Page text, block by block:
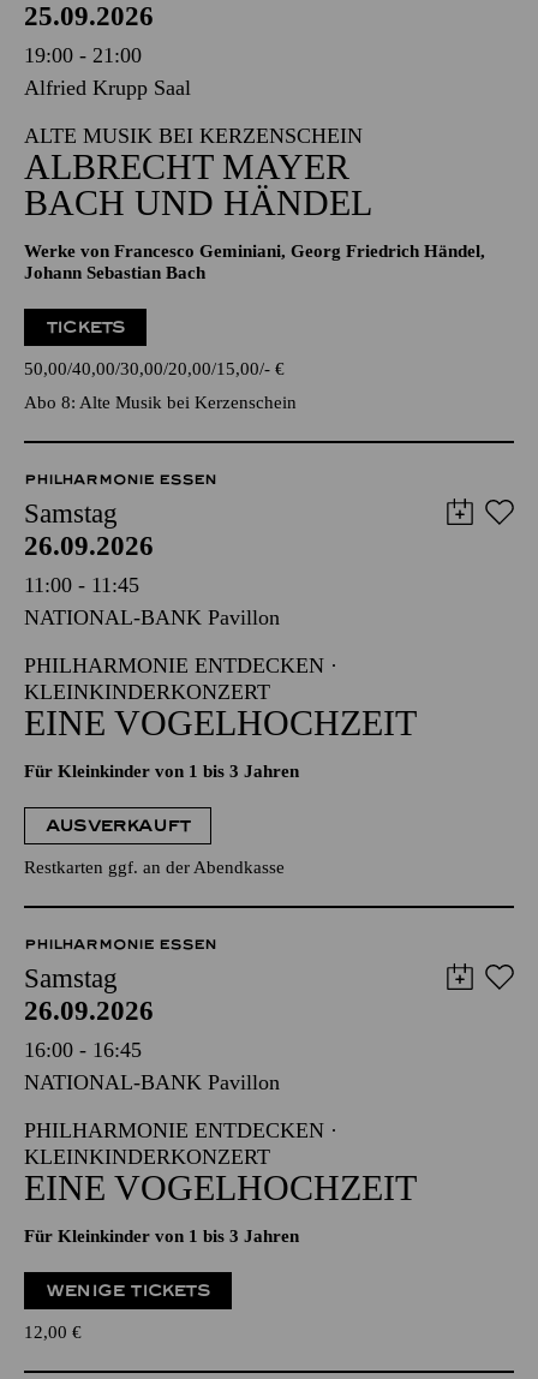
25.09.2026
19:00 - 21:00
Alfried Krupp Saal
ALTE MUSIK BEI KERZENSCHEIN
ALBRECHT MAYER
BACH UND HÄNDEL
Werke von Francesco Geminiani, Georg Friedrich Händel,
Johann Sebastian Bach
TICKETS
50,00 40,00 30,00 20,00 15,00 - €
Abo 8: Alte Musik bei Kerzenschein
PHILHARMONIE ESSEN
Samstag
26.09.2026
11:00 - 11:45
NATIONAL-BANK Pavillon
PHILHARMONIE ENTDECKEN ·
KLEINKINDERKONZERT
EINE VOGELHOCHZEIT
Für Kleinkinder von 1 bis 3 Jahren
AUSVERKAUFT
Restkarten ggf. an der Abendkasse
PHILHARMONIE ESSEN
Samstag
26.09.2026
16:00 - 16:45
NATIONAL-BANK Pavillon
PHILHARMONIE ENTDECKEN ·
KLEINKINDERKONZERT
EINE VOGELHOCHZEIT
Für Kleinkinder von 1 bis 3 Jahren
WENIGE TICKETS
12,00 €